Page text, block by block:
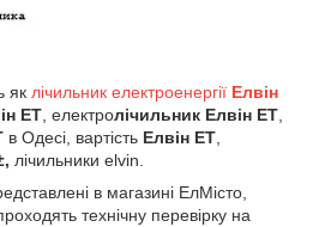
як лічильник електроенергії Елвін
ЕТ , електролічильник Елвін ЕТ
в Одесі, вартість Елвін ЕТ
, лiчильники elvin.
в магазині ЕлМісто,
технічну перевірку на